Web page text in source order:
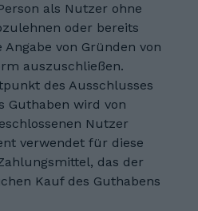
als Nutzer ohne
oder bereits
von Gründen von
auszuschließen.
des Ausschlusses
Guthaben wird von
Nutzer
verwendet für diese
das der
Kauf des Guthabens